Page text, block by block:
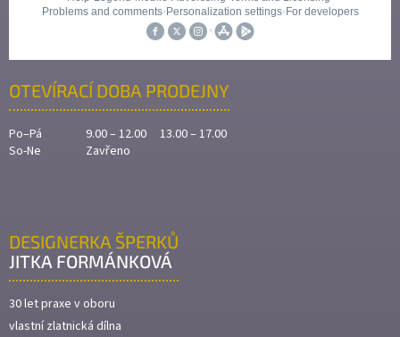
OTEVÍRACÍ DOBA PRODEJNY
Po–Pá
9.00 – 12.00 13.00 – 17.00
So-Ne
Zavřeno
DESIGNERKA ŠPERKŮ
JITKA FORMÁNKOVÁ
30 let praxe v oboru
vlastní zlatnická dílna